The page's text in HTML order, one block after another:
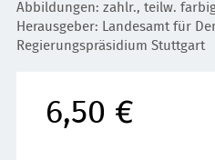
Abbildungen: zahlr., teilw.
Herausgeber: Landesamt für
Regierungspräsidium Stuttgart
6,50 €